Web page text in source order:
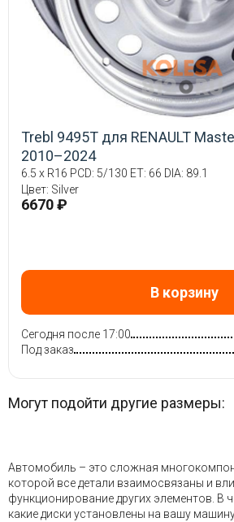
Trebl 9495T для RENAULT
2010–2024
6.5 x R16 PCD: 5/130 ET: 66 DIA: 89.1
Цвет: Silver
6670 ₽
В корзину
Сегодня после 17:00
Под заказ
Могут подойти другие размеры:
Автомобиль – это сложная
которой все детали взаимосвязаны и
функционирование других элементов. В
какие диски установлены на вашу